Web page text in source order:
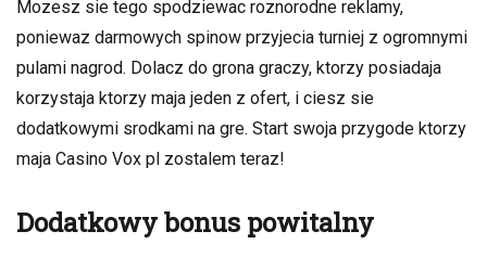
Mozesz sie tego spodziewac roznorodne reklamy,
poniewaz darmowych spinow przyjecia turniej z ogromnymi
pulami nagrod. Dolacz do grona graczy, ktorzy posiadaja
korzystaja ktorzy maja jeden z ofert, i ciesz sie
dodatkowymi srodkami na gre. Start swoja przygode ktorzy
maja Casino Vox pl zostalem teraz!
Dodatkowy bonus powitalny